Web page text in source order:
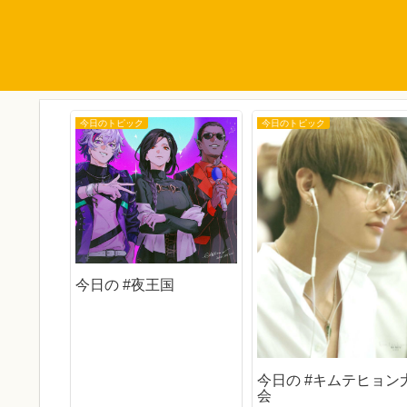
今日のトピック
今日の #夜王国
今日のトピック
今日の #キムテヒョン
会